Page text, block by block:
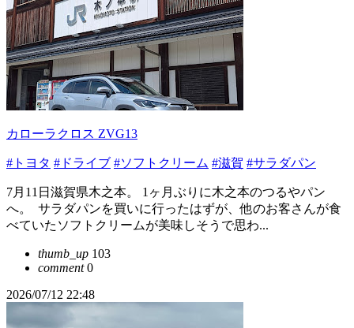
カローラクロス ZVG13
#トヨタ #ドライブ #ソフトクリーム #滋賀 #サラダパン
7月11日滋賀県木之本。 1ヶ月ぶりに木之本のつるやパン
へ。 ​ サラダパンを買いに行ったはずが、他のお客さんが食
べていたソフトクリームが美味しそうで思わ...
thumb_up 103
comment0
2026/07/12 22:48